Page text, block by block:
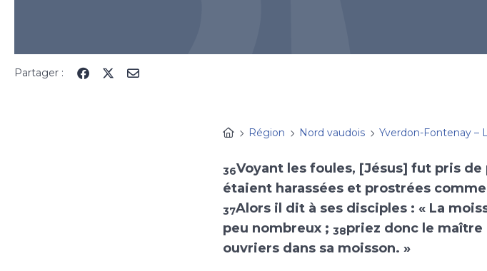
Partager :
Région Nord vaudois Yverdon-Fontenay –
36Voyant les foules, [Jésus] fut pris
étaient harassées et prostrées
37Alors il dit à ses disciples : « La
peu nombreux ; 38priez donc le
ouvriers dans sa moisson. »